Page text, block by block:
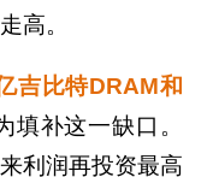
高。
吉比特DRAM和
填补这一缺口。
利润再投资最高